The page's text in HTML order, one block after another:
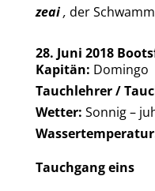
zeai, der
28. Juni 2018
Kapitän: Domingo
Tauchlehrer /
Wetter: Sonnig –
Tauchgang eins